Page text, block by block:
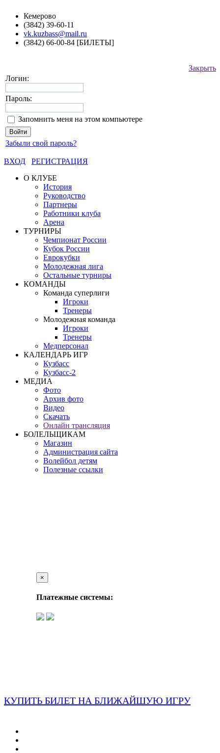
Кемерово
(3842) 39-60-11
vk.kuzbass@mail.ru
(3842) 66-00-84 [БИЛЕТЫ]
Закрыть
Логин:
Пароль:
Запомнить меня на этом компьютере
Забыли свой пароль?
ВХОД
РЕГИСТРАЦИЯ
О КЛУБЕ
История
Руководство
Партнеры
Работники клуба
Арена
ТУРНИРЫ
Чемпионат России
Кубок России
Еврокубки
Молодежная лига
Остальные турниры
КОМАНДЫ
Команда суперлиги
Игроки
Тренеры
Молодежная команда
Игроки
Тренеры
Медперсонал
КАЛЕНДАРЬ ИГР
Кузбасс
Кузбасс-2
МЕДИА
Фото
Архив фото
Видео
Скачать
Онлайн трансляция
БОЛЕЛЬЩИКАМ
Магазин
Администрация сайта
Волейбол детям
Полезные ссылки
×
Платежные системы:
КУПИТЬ БИЛЕТ НА БЛИЖАЙШУЮ ИГРУ